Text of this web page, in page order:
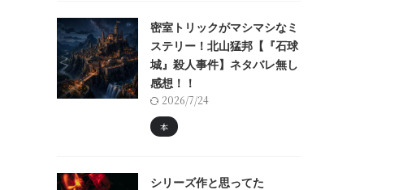
密室トリックがマシマシなミ
ステリー！北山猛邦【『石球
城』殺人事件】ネタバレ無し
感想！！
2026/7/24
本
シリーズ作と思ってた